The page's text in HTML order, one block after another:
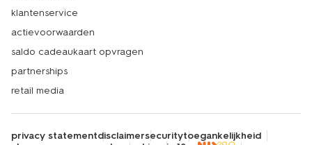
klantenservice
actievoorwaarden
saldo cadeaukaart opvragen
partnerships
retail media
privacy statementdisclaimersecuritytoegankelijkheid